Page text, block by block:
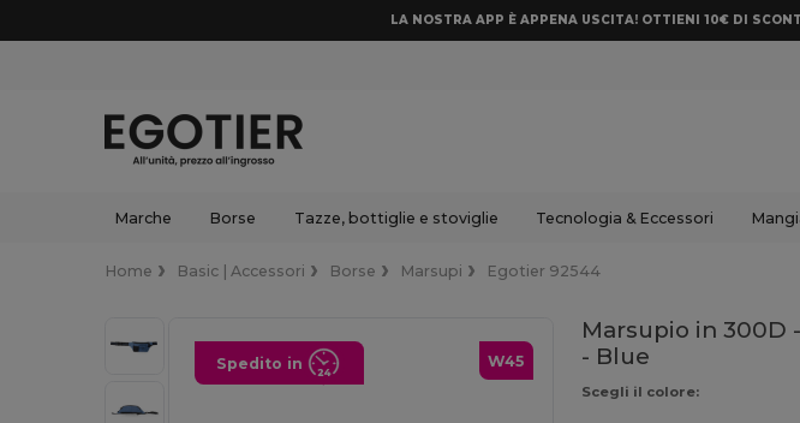
LA NOSTRA APP È APPENA USCITA! OTTIENI 10€ DI
Marche Borse Tazze, bottiglie e stoviglie Tecnologia & Eccessori
Home Basic | Accessori Borse Marsupi Egotier 92544
W45
Spedito in
Marsupio in 300D
- Blue
Scegli il colore: